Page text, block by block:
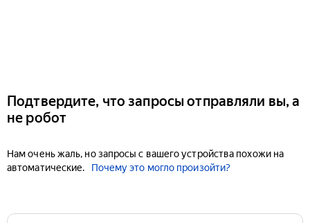
Подтвердите, что запросы отправляли вы, а
не робот
Нам очень жаль, но запросы с вашего устройства похожи на
автоматические.
Почему это могло произойти?